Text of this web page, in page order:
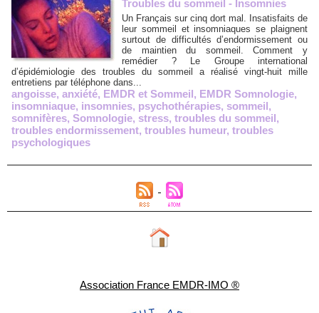
Association France EMDR-IMO ®
Troubles du sommeil - Insomnies
Un Français sur cinq dort mal. Insatisfaits de
leur sommeil et insomniaques se plaignent
surtout de difficultés d’endormissement ou
de maintien du sommeil. Comment y
remédier ? Le Groupe international
d’épidémiologie des troubles du sommeil a réalisé vingt-huit mille
entretiens par téléphone dans...
angoisse, anxiété, EMDR et Sommeil, EMDR Somnologie,
insomniaque, insomnies, psychothérapies, sommeil,
somnifères, Somnologie, stress, troubles du sommeil,
troubles endormissement, troubles humeur, troubles
psychologiques